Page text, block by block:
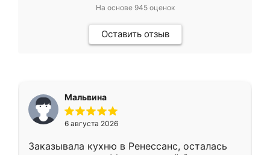
На основе 945оценок
Оставить отзыв
Мальвина
6 августа 2026
Заказывала кухню в Ренессанс, осталась